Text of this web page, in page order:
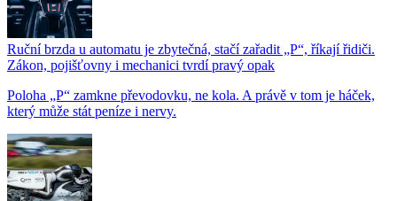
Ruční brzda u automatu je zbytečná, stačí zařadit „P“, říkají řidiči.
Zákon, pojišťovny i mechanici tvrdí pravý opak
Poloha „P“ zamkne převodovku, ne kola. A právě v tom je háček,
který může stát peníze i nervy.